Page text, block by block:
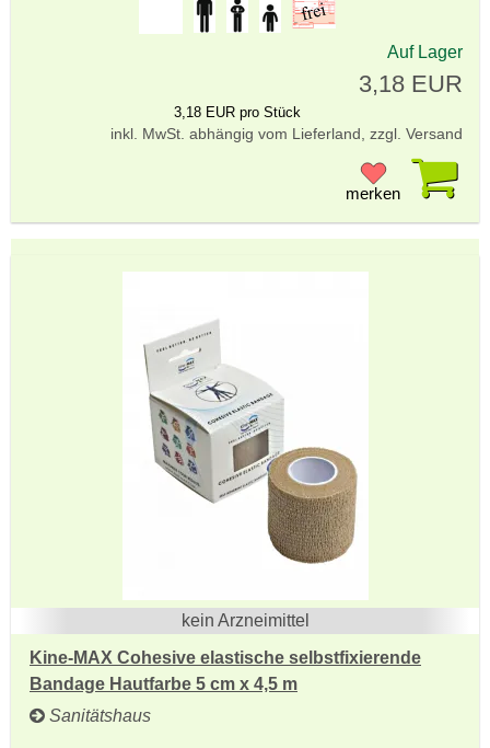
Auf Lager
3,18 EUR
3,18 EUR pro Stück
inkl. MwSt. abhängig vom Lieferland, zzgl. Versand
merken
kein Arzneimittel
Kine-MAX Cohesive elastische selbstfixierende
Bandage Hautfarbe 5 cm x 4,5 m
Sanitätshaus